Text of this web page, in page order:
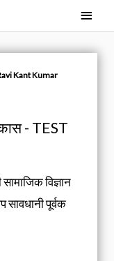
Main
Menu
Kant Kumar
- TEST
विज्ञान
सावधानी पूर्वक